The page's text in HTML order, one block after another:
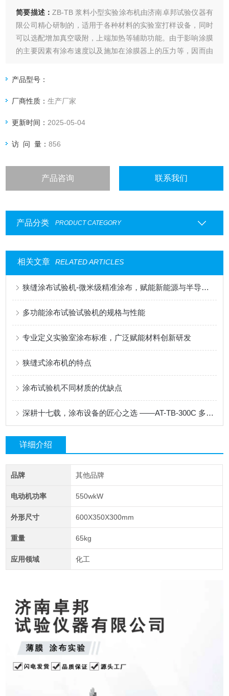
简要描述： ZB-TB 浆料小型实验涂布机由济南卓邦试验仪器有
限公司精心研制的，适用于各种材料的实验室打样设备，同时
可以选配增加真空吸附，上端加热等辅助功能。由于影响涂膜
的主要因素有涂布速度以及施加在涂膜器上的压力等，因而由
异就更大了，这就给比较样板之间的测试结果带来了困难。本
产品型号：
厂商性质：生产厂家
更新时间： 2025-05-04
访 问 量：856
产品咨询 联系我们
产品分类 PRODUCT CATEGORY
相关文章 RELATED ARTICLES
狭缝涂布试验机-微米级精准涂布，赋能新能源与半导体科研创新
多功能涂布试验试验机的规格与性能
专业定义实验室涂布标准，广泛赋能材料创新研发
狭缝式涂布机的特点
涂布试验机不同材质的优缺点
深耕十七载，涂布设备的匠心之选 ——AT-TB-300C 多功能涂布试验机
详细介绍
品牌 其他品牌
电动机功率 550wkW
外形尺寸 600X350X300mm
重量 65kg
应用领域 化工